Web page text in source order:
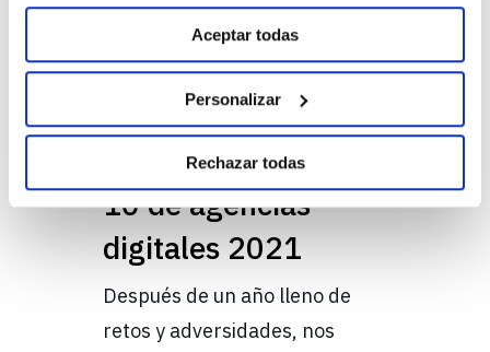
geográfica e identificar su dispositivo. Obtenga más
información sobre cómo se procesan sus datos
personales y establezca sus preferencias en la sección
de Personalizar. Puede cambiar o retirar su
Configuración de cookies. Para más información revise
Política de cookies
Aceptar todas
Personalizar
Rechazar todas
Seguir leyendo
20 abril, 2021
t2ó México en el top
10 de agencias
digitales 2021
Después de un año lleno de
retos y adversidades, nos